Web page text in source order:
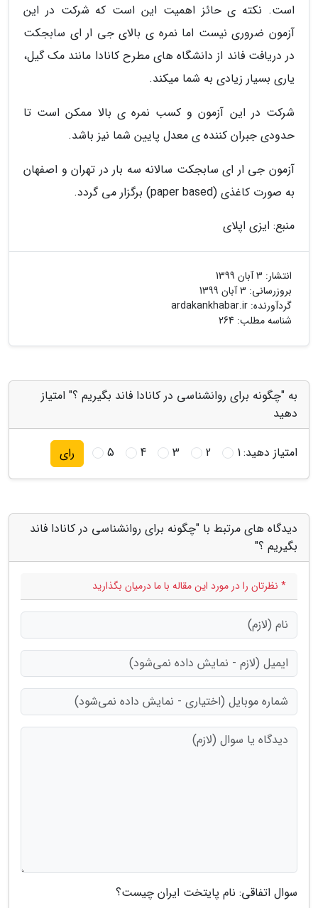
است. نکته ى حائز اهمیت این است که شرکت در این
آزمون ضرورى نیست اما نمره ى بالاى جى ار اى سابجکت
در دریافت فاند از دانشگاه هاى مطرح کانادا مانند مک گیل،
یاری بسیار زیادى به شما میکند.
شرکت در این آزمون و کسب نمره ى بالا ممکن است تا
حدودى جبران کننده ى معدل پایین شما نیز باشد.
آزمون جى ار اى سابجکت سالانه سه بار در تهران و اصفهان
به صورت کاغذى (paper based) برگزار مى گردد.
منبع: ایزی اپلای
انتشار: 3 آبان 1399
بروزرسانی: 3 آبان 1399
گردآورنده: ardakankhabar.ir
شناسه مطلب: 264
به "چگونه برای روانشناسی در کانادا فاند بگیریم ؟" امتیاز
دهید
امتیاز دهید:1
2
3
4
5 رای
دیدگاه های مرتبط با "چگونه برای روانشناسی در کانادا فاند
بگیریم ؟"
* نظرتان را در مورد این مقاله با ما درمیان بگذارید
سوال اتفاقی: نام پایتخت ایران چیست؟